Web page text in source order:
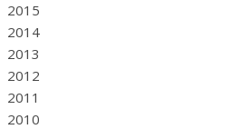
2015
2014
2013
2012
2011
2010